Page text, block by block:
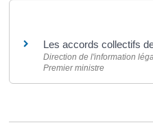
Les accords collectifs
Direction de l'information
Premier ministre